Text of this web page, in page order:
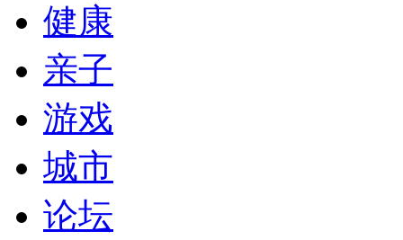
健康
亲子
游戏
城市
论坛